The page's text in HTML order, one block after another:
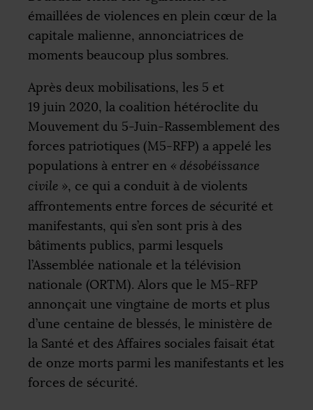
émaillées de violences en plein cœur de la
capitale malienne, annonciatrices de
moments beaucoup plus sombres.
Après deux mobilisations, les 5 et
19 juin 2020, la coalition hétéroclite du
Mouvement du 5-Juin-Rassemblement des
forces patriotiques (M5-RFP) a appelé les
populations à entrer en « désobéissance
civile », ce qui a conduit à de violents
affrontements entre forces de sécurité et
manifestants, qui s’en sont pris à des
bâtiments publics, parmi lesquels
l’Assemblée nationale et la télévision
nationale (ORTM). Alors que le M5-RFP
annonçait une vingtaine de morts et plus
d’une centaine de blessés, le ministère de
la Santé et des Affaires sociales faisait état
de onze morts parmi les manifestants et les
forces de sécurité.